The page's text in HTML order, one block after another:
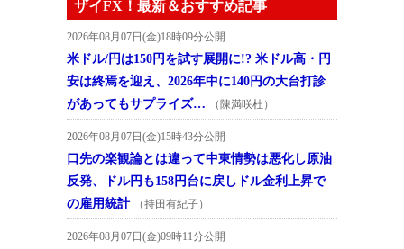
ザイFX！最新＆おすすめ記事
2026年08月07日(金)18時09分公開
米ドル/円は150円を試す展開に!? 米ドル高・円
安は終焉を迎え、2026年中に140円の大台打診
があってもサプライズ…
（陳満咲杜）
2026年08月07日(金)15時43分公開
口先の楽観論とは違って中東情勢は悪化し原油
反発、ドル円も158円台に戻しドル金利上昇で
の雇用統計
（持田有紀子）
2026年08月07日(金)09時11分公開